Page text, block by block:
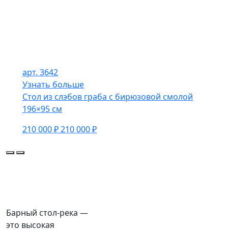
арт. 3642
Узнать больше
Стол из слэбов граба с бирюзовой смолой
196×95 см
210 000 ₽210 000 ₽
Барный стол-река —
это высокая